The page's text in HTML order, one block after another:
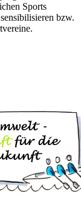
Sports
bzw.